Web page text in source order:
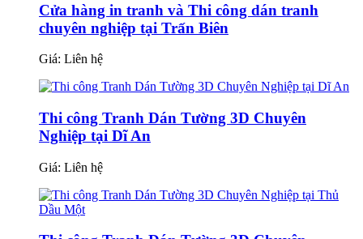
Cửa hàng in tranh và Thi công dán tranh
chuyên nghiệp tại Trấn Biên
Giá: Liên hệ
Thi công Tranh Dán Tường 3D Chuyên
Nghiệp tại Dĩ An
Giá: Liên hệ